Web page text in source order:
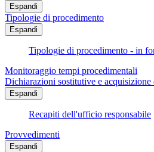
Espandi
Tipologie di procedimento
Espandi
Tipologie di procedimento - in
Monitoraggio tempi procedimentali
Dichiarazioni sostitutive e
Espandi
Recapiti dell'ufficio responsabile
Provvedimenti
Espandi